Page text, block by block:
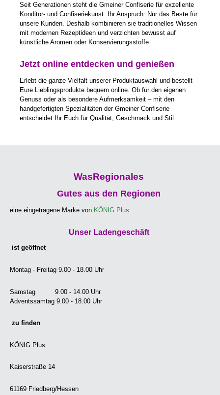
Seit Generationen steht die Gmeiner Confiserie für exzellente
Konditor- und Confiseriekunst. Ihr Anspruch: Nur das Beste für
unsere Kunden. Deshalb kombinieren sie traditionelles Wissen
mit modernen Rezeptideen und verzichten bewusst auf
künstliche Aromen oder Konservierungsstoffe.
Jetzt online entdecken und genießen
Erlebt die ganze Vielfalt unserer Produktauswahl und bestellt
Eure Lieblingsprodukte bequem online. Ob für den eigenen
Genuss oder als besondere Aufmerksamkeit – mit den
handgefertigten Spezialitäten der Gmeiner Confiserie
entscheidet Ihr Euch für Qualität, Geschmack und Stil.
WasRegionales
Gutes aus den Regionen
eine eingetragene Marke von KÖNIG Plus
Unser Ladengeschäft
ist geöffnet
Montag - Freitag 9.00 - 18.00 Uhr
Samstag 9.00 - 14.00 Uhr
Adventssamtag 9.00 - 18.00 Uhr
zu finden
KÖNIG Plus
Kaiserstraße 14
61169 Friedberg/Hessen